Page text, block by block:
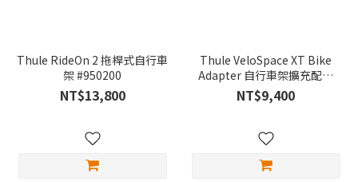
Thule RideOn 2 拖桿式自行車
架 #950200
NT$13,800
Thule VeloSpace XT Bike
Adapter 自行車架擴充配件
#938100 #938110
NT$9,400